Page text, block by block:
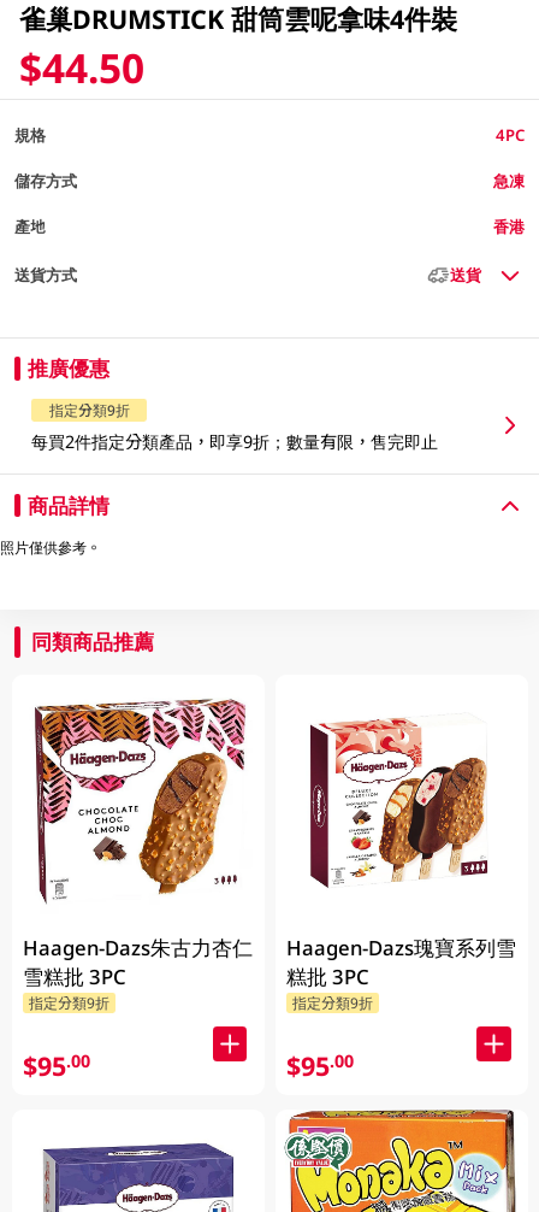
雀巢DRUMSTICK 甜筒雲呢拿味4件裝
$44.50
規格 4PC
儲存方式 急凍
產地 香港
送貨方式 送貨
推廣優惠
指定分類9折
每買2件指定分類產品，即享9折；數量有限，售完即止
商品詳情
照片僅供參考。
同類商品推薦
Haagen-Dazs朱古力杏仁
雪糕批 3PC
指定分類9折
$95.00
Haagen-Dazs瑰寶系列雪
糕批 3PC
指定分類9折
$95.00